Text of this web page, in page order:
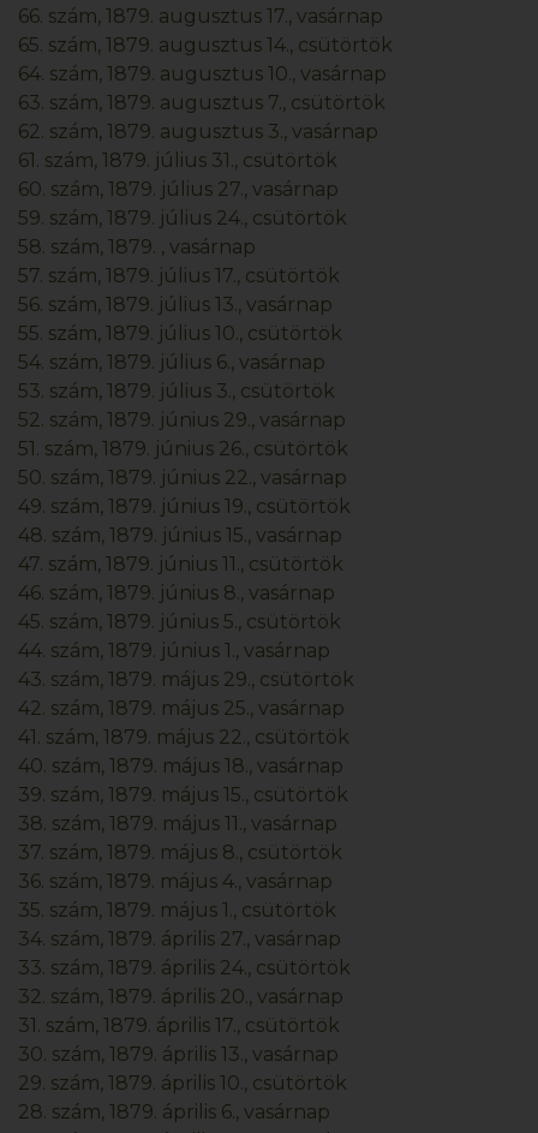
66. szám, 1879. augusztus 17., vasárnap
65. szám, 1879. augusztus 14., csütörtök
64. szám, 1879. augusztus 10., vasárnap
63. szám, 1879. augusztus 7., csütörtök
62. szám, 1879. augusztus 3., vasárnap
61. szám, 1879. július 31., csütörtök
60. szám, 1879. július 27., vasárnap
59. szám, 1879. július 24., csütörtök
58. szám, 1879. , vasárnap
57. szám, 1879. július 17., csütörtök
56. szám, 1879. július 13., vasárnap
55. szám, 1879. július 10., csütörtök
54. szám, 1879. július 6., vasárnap
53. szám, 1879. július 3., csütörtök
52. szám, 1879. június 29., vasárnap
51. szám, 1879. június 26., csütörtök
50. szám, 1879. június 22., vasárnap
49. szám, 1879. június 19., csütörtök
48. szám, 1879. június 15., vasárnap
47. szám, 1879. június 11., csütörtök
46. szám, 1879. június 8., vasárnap
45. szám, 1879. június 5., csütörtök
44. szám, 1879. június 1., vasárnap
43. szám, 1879. május 29., csütörtök
42. szám, 1879. május 25., vasárnap
41. szám, 1879. május 22., csütörtök
40. szám, 1879. május 18., vasárnap
39. szám, 1879. május 15., csütörtök
38. szám, 1879. május 11., vasárnap
37. szám, 1879. május 8., csütörtök
36. szám, 1879. május 4., vasárnap
35. szám, 1879. május 1., csütörtök
34. szám, 1879. április 27., vasárnap
33. szám, 1879. április 24., csütörtök
32. szám, 1879. április 20., vasárnap
31. szám, 1879. április 17., csütörtök
30. szám, 1879. április 13., vasárnap
29. szám, 1879. április 10., csütörtök
28. szám, 1879. április 6., vasárnap